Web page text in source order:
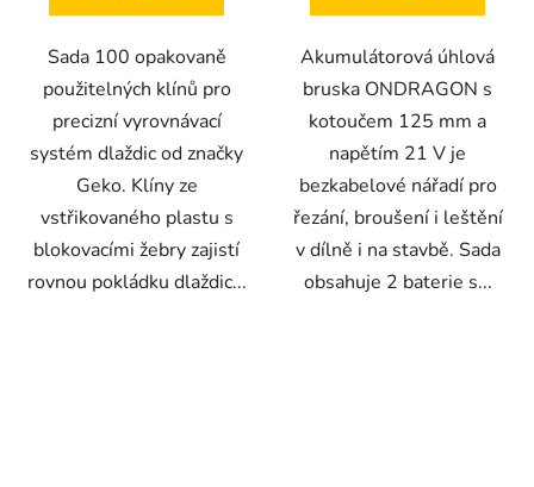
Sada 100 opakovaně
použitelných klínů pro
precizní vyrovnávací
systém dlaždic od značky
Geko. Klíny ze
vstřikovaného plastu s
blokovacími žebry zajistí
rovnou pokládku dlaždic...
Akumulátorová úhlová
bruska ONDRAGON s
kotoučem 125 mm a
napětím 21 V je
bezkabelové nářadí pro
řezání, broušení i leštění
v dílně i na stavbě. Sada
obsahuje 2 baterie s...